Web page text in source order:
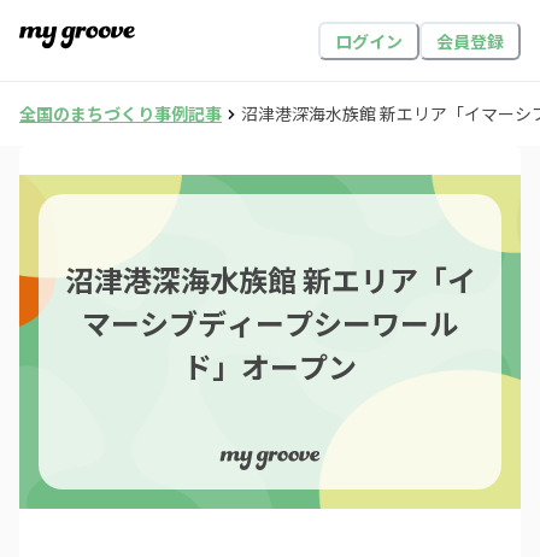
ログイン 会員登録
全国のまちづくり事例記事 沼津港深海水族館 新エリア「イマー
沼津港深海水族館 新エリア「イ
マーシブディープシーワール
ド」オープン